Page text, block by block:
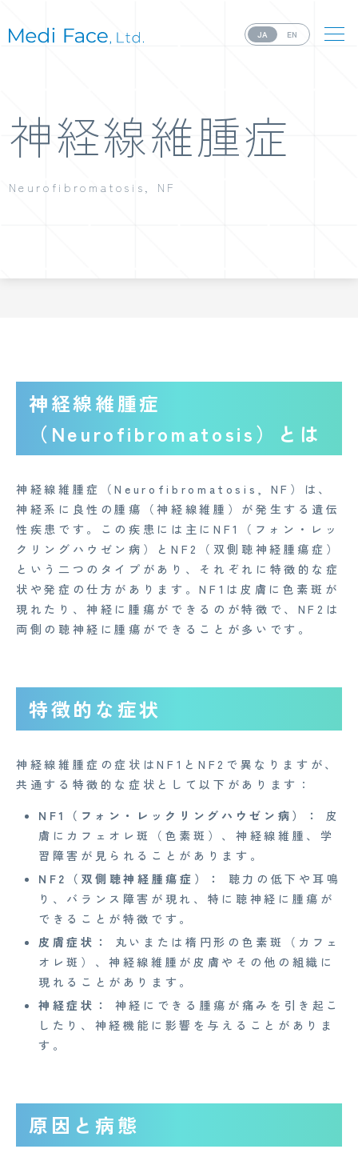
神経線維腫症
Neurofibromatosis, NF
神経線維腫症
（Neurofibromatosis）とは
神経線維腫症（Neurofibromatosis, NF）は、
神経系に良性の腫瘍（神経線維腫）が発生する遺伝
性疾患です。この疾患には主にNF1（フォン・レッ
クリングハウゼン病）とNF2（双側聴神経腫瘍症）
という二つのタイプがあり、それぞれに特徴的な症
状や発症の仕方があります。NF1は皮膚に色素斑が
現れたり、神経に腫瘍ができるのが特徴で、NF2は
両側の聴神経に腫瘍ができることが多いです。
特徴的な症状
神経線維腫症の症状はNF1とNF2で異なりますが、
共通する特徴的な症状として以下があります：
NF1（フォン・レックリングハウゼン病）：
皮
膚にカフェオレ斑（色素斑）、神経線維腫、学
習障害が見られることがあります。
NF2（双側聴神経腫瘍症）：
聴力の低下や耳鳴
り、バランス障害が現れ、特に聴神経に腫瘍が
できることが特徴です。
皮膚症状：
丸いまたは楕円形の色素斑（カフェ
オレ斑）、神経線維腫が皮膚やその他の組織に
現れることがあります。
神経症状：
神経にできる腫瘍が痛みを引き起こ
したり、神経機能に影響を与えることがありま
す。
原因と病態
JA EN